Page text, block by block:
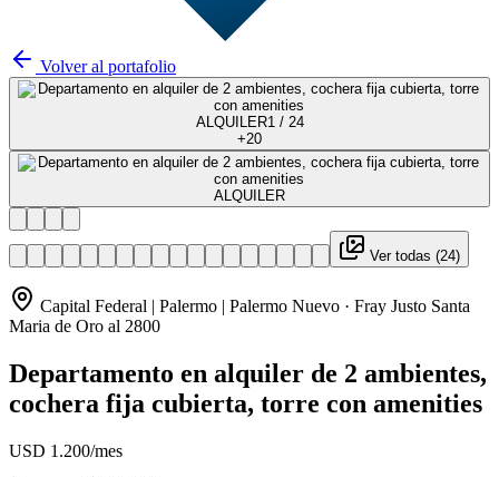
Volver al portafolio
ALQUILER1 / 24
+20
ALQUILER
Ver todas (24)
Capital Federal | Palermo | Palermo Nuevo · Fray Justo Santa
Maria de Oro al 2800
Departamento en alquiler de 2 ambientes,
cochera fija cubierta, torre con amenities
USD 1.200/mes